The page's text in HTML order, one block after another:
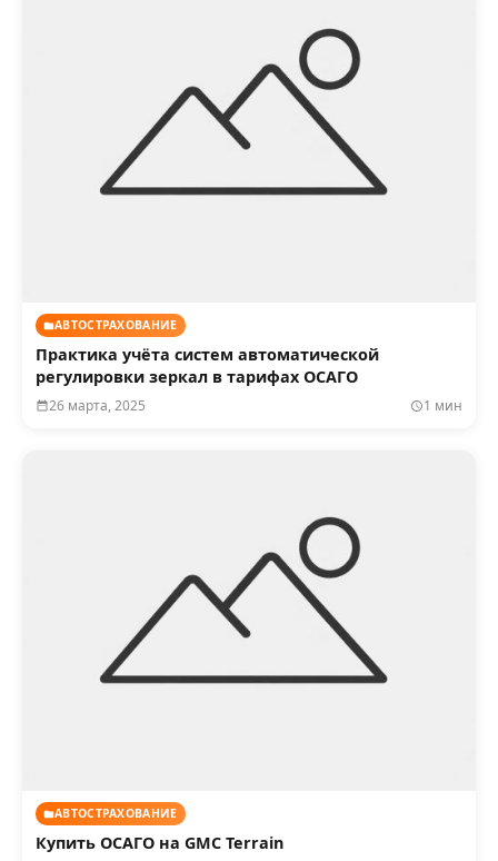
АВТОСТРАХОВАНИЕ
Практика учёта систем автоматической
регулировки зеркал в тарифах ОСАГО
26 марта, 2025 1 мин
АВТОСТРАХОВАНИЕ
Купить ОСАГО на GMC Terrain